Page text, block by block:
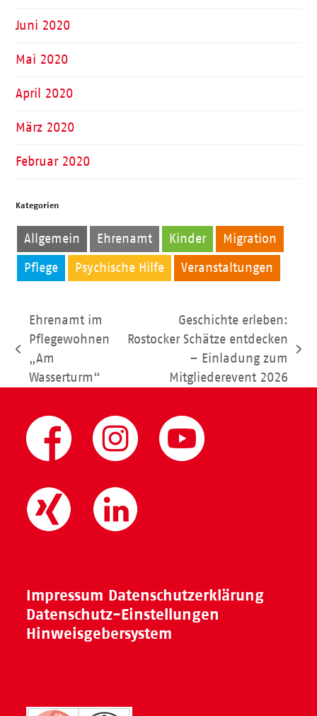
Juni 2020
Mai 2020
April 2020
März 2020
Februar 2020
Kategorien
Allgemein Ehrenamt Kinder Migration
Pflege Psychische Hilfe Veranstaltungen
vorheriger
Beitrag:
Ehrenamt im
Pflegewohnen
„Am
Wasserturm“
Geschichte erleben:
Rostocker Schätze entdecken
– Einladung zum
Mitgliederevent 2026
Impressum Datenschutzerklärung
Datenschutz-Einstellungen
Hinweisgebersystem